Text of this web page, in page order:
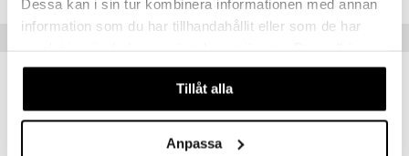
Dessa kan i sin tur kombinera informationen med annan
information som du har tillhandahållit eller som de har
våra cookies vid fortsatt användande av vår webbplats.
Tillåt alla
Anpassa
kampanja